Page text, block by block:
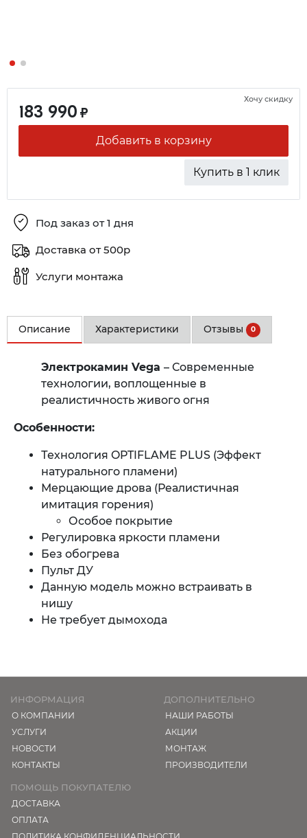
183 990 ₽
Добавить в корзину
Купить в 1 клик
Хочу скидку
Под заказ от 1 дня
Доставка от 500р
Услуги монтажа
Описание Характеристики Отзывы 0
Электрокамин Vega – Современные
технологии, воплощенные в
реалистичность живого огня
Особенности:
Технология OPTIFLAME PLUS (Эффект
натурального пламени)
Мерцающие дрова (Реалистичная
имитация горения)
Особое покрытие
Регулировка яркости пламени
Без обогрева
Пульт ДУ
Данную модель можно встраивать в
нишу
Не требует дымохода
ИНФОРМАЦИЯ
О КОМПАНИИ
УСЛУГИ
НОВОСТИ
КОНТАКТЫ
ДОПОЛНИТЕЛЬНО
НАШИ РАБОТЫ
АКЦИИ
МОНТАЖ
ПРОИЗВОДИТЕЛИ
ПОМОЩЬ ПОКУПАТЕЛЮ
ДОСТАВКА
ОПЛАТА